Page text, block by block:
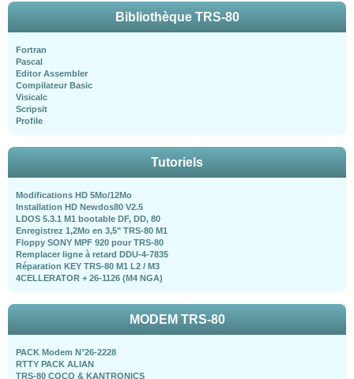
Bibliothèque TRS-80
Fortran
Pascal
Editor Assembler
Compilateur Basic
Visicalc
Scripsit
Profile
Tutoriels
Modifications HD 5Mo/12Mo
Installation HD Newdos80 V2.5
LDOS 5.3.1 M1 bootable DF, DD, 80
Enregistrez 1,2Mo en 3,5" TRS-80 M1
Floppy SONY MPF 920 pour TRS-80
Remplacer ligne à retard DDU-4-7835
Réparation KEY TRS-80 M1 L2 / M3
4CELLERATOR + 26-1126 (M4 NGA)
MODEM TRS-80
PACK Modem N°26-2228
RTTY PACK ALIAN
TRS-80 COCO & KANTRONICS